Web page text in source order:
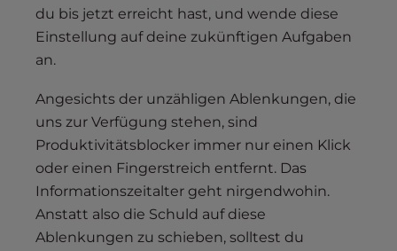
du bis jetzt erreicht hast, und wende diese
Einstellung auf deine zukünftigen Aufgaben
an.
Angesichts der unzähligen Ablenkungen, die
uns zur Verfügung stehen, sind
Produktivitätsblocker immer nur einen Klick
oder einen Fingerstreich entfernt. Das
Informationszeitalter geht nirgendwohin.
Anstatt also die Schuld auf diese
Ablenkungen zu schieben, solltest du